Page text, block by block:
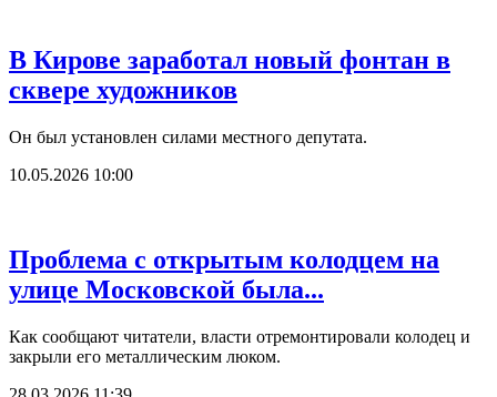
В Кирове заработал новый фонтан в
сквере художников
Он был установлен силами местного депутата.
10.05.2026 10:00
Проблема с открытым колодцем на
улице Московской была...
Как сообщают читатели, власти отремонтировали колодец и
закрыли его металлическим люком.